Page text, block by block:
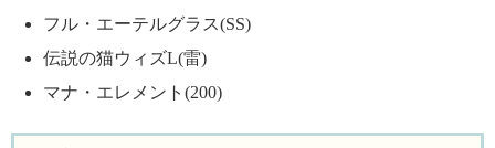
フル・エーテルグラス(SS)
伝説の猫ウィズL(雷)
マナ・エレメント(200)